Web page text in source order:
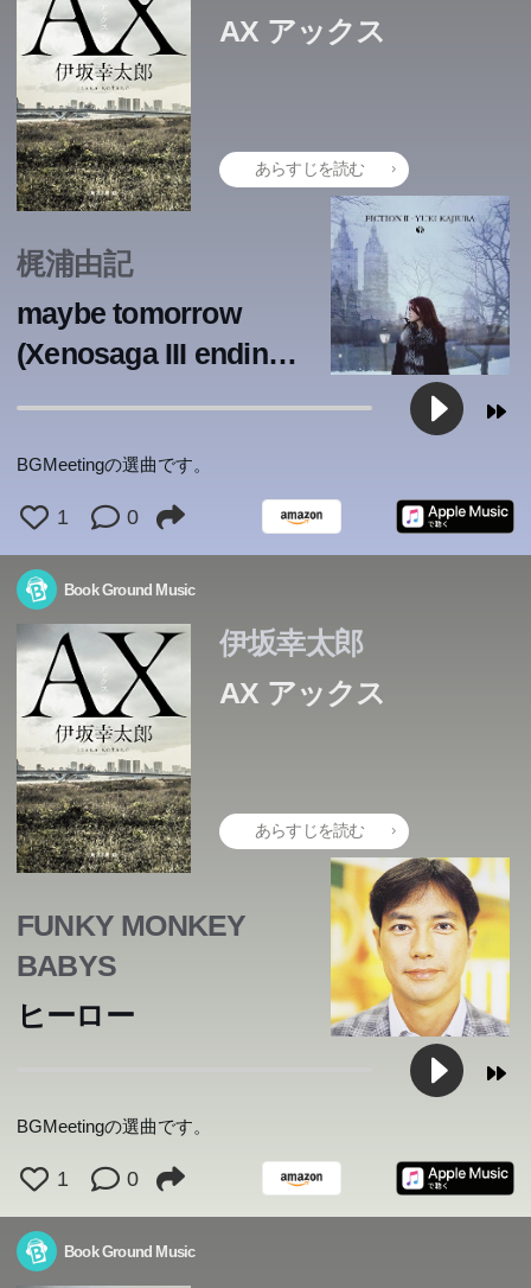
AX アックス
あらすじを読む
梶浦由記
maybe tomorrow
(Xenosaga III ending
BGMeetingの選曲です。
1 0
Book Ground Music
伊坂幸太郎
AX アックス
あらすじを読む
FUNKY MONKEY
BABYS
ヒーロー
BGMeetingの選曲です。
1 0
Book Ground Music